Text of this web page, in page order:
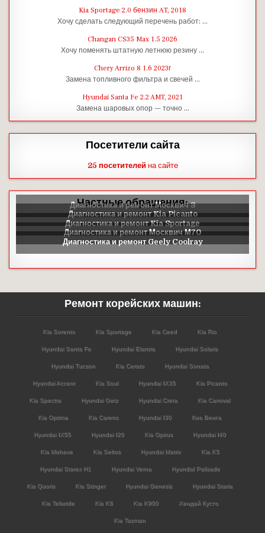
Kia Sportage 2.0 бензин AT, 2018
Хочу сделать следующий перечень работ: …
Changan CS35 Max 1.5 2026
Хочу поменять штатную летнюю резину …
Chery Arrizo 8 1.6 2023г
Замена топливного фильтра и свечей …
Hyundai Santa Fe 2.2 AMT, 2021
Замена шаровых опор — точно …
Посетители сайта
25 посетителейна сайте
Частные обращения:
Ремонт корейских машин:
Kia Sorento Kia Sportage Kia Ceed Kia Rio
Hyundai Santa Fe Hyundai Elantra Hyundai Solaris
Hyundai Tucson Kia Cerato Hyundai Sonata
Hyundai Accent Kia Soul Hyundai IX35 Kia Picanto
Kia Spectra Hyundai Getz Hyundai Creta Kia Carnival
Kia Optima Kia Carens Hyundai I30 Киа Венга
Hyundai IX55 Hyundai I20 Kia Opirus Hyundai I40
Kia Mohave Kia Seltos Hyundai Matrix Kia K5
Hyundai Starex H1 Hyundai Verna HyundaI Palisade
Kia Quoris Kia Stinger Hyundai Genesis Hyundai Staria
Kia Telluride Kia K8 Kia K900 Хендай Кусто
Kia Tasman